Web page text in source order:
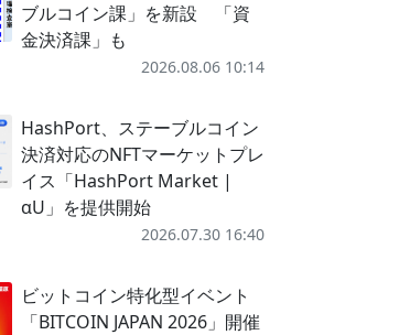
ブルコイン課」を新設 「資
金決済課」も
2026.08.06 10:14
HashPort、ステーブルコイン
決済対応のNFTマーケットプレ
イス「HashPort Market |
αU」を提供開始
2026.07.30 16:40
ビットコイン特化型イベント
「BITCOIN JAPAN 2026」開催